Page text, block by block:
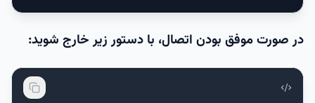
در صورت موفق بودن اتصال، با دستور زیر خارج شوید: